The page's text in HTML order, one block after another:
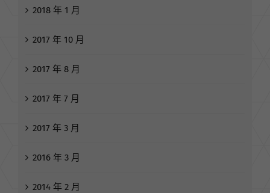
2018 年 1 月
2017 年 10 月
2017 年 8 月
2017 年 7 月
2017 年 3 月
2016 年 3 月
2014 年 2 月